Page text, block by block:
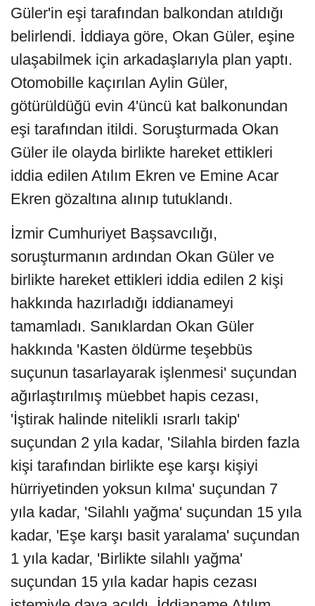
Güler'in eşi tarafından balkondan atıldığı
belirlendi. İddiaya göre, Okan Güler, eşine
ulaşabilmek için arkadaşlarıyla plan yaptı.
Otomobille kaçırılan Aylin Güler,
götürüldüğü evin 4'üncü kat balkonundan
eşi tarafından itildi. Soruşturmada Okan
Güler ile olayda birlikte hareket ettikleri
iddia edilen Atılım Ekren ve Emine Acar
Ekren gözaltına alınıp tutuklandı.
İzmir Cumhuriyet Başsavcılığı,
soruşturmanın ardından Okan Güler ve
birlikte hareket ettikleri iddia edilen 2 kişi
hakkında hazırladığı iddianameyi
tamamladı. Sanıklardan Okan Güler
hakkında 'Kasten öldürme teşebbüs
suçunun tasarlayarak işlenmesi' suçundan
ağırlaştırılmış müebbet hapis cezası,
'İştirak halinde nitelikli ısrarlı takip'
suçundan 2 yıla kadar, 'Silahla birden fazla
kişi tarafından birlikte eşe karşı kişiyi
hürriyetinden yoksun kılma' suçundan 7
yıla kadar, 'Silahlı yağma' suçundan 15 yıla
kadar, 'Eşe karşı basit yaralama' suçundan
1 yıla kadar, 'Birlikte silahlı yağma'
suçundan 15 yıla kadar hapis cezası